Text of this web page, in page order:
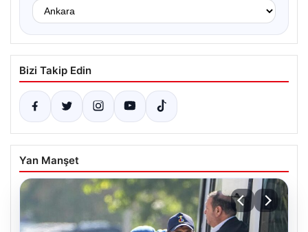
Bizi Takip Edin
Yan Manşet